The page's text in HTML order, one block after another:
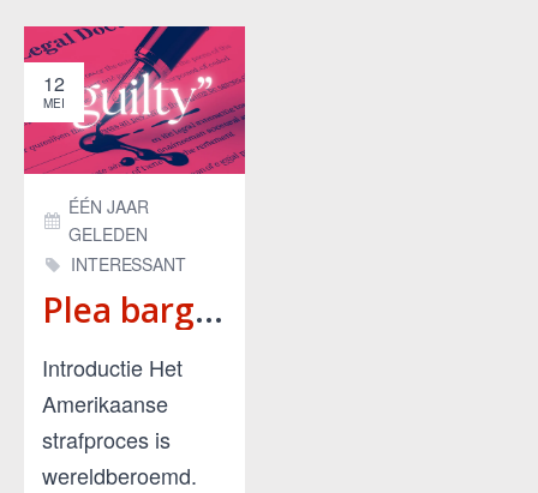
12
MEI
Plea bargaining: onderhandelen met een beul, of de rechter?
ÉÉN JAAR
GELEDEN
INTERESSANT
Introductie Het
Amerikaanse
strafproces is
wereldberoemd.